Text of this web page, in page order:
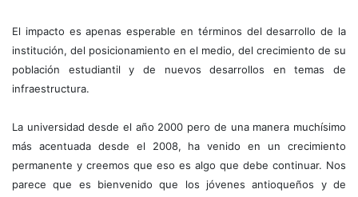
El impacto es apenas esperable en términos del desarrollo de la
institución, del posicionamiento en el medio, del crecimiento de su
población estudiantil y de nuevos desarrollos en temas de
infraestructura.
La universidad desde el año 2000 pero de una manera muchísimo
más acentuada desde el 2008, ha venido en un crecimiento
permanente y creemos que eso es algo que debe continuar. Nos
parece que es bienvenido que los jóvenes antioqueños y de